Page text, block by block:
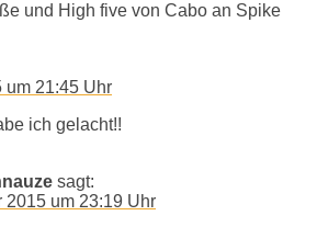
und High five von Cabo an Spike
um 21:45 Uhr
ich gelacht!!
sagt:
2015 um 23:19 Uhr